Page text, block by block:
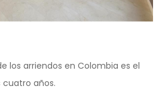
los arriendos en Colombia es el
años.